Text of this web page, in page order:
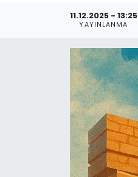
11.12.2025 - 13:25
YAYINLANMA